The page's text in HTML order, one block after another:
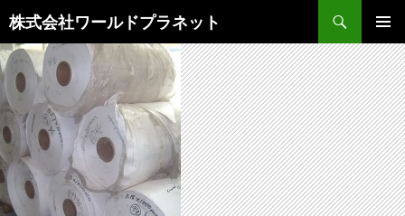
株式会社ワールドプラネット
検
索
メインメ
ニュー
ン
テ
ン
ツ
へ
ス
キ
ッ
プ